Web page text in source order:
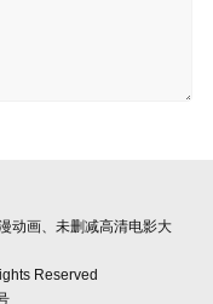
动画、未删减高清电影大
Reserved